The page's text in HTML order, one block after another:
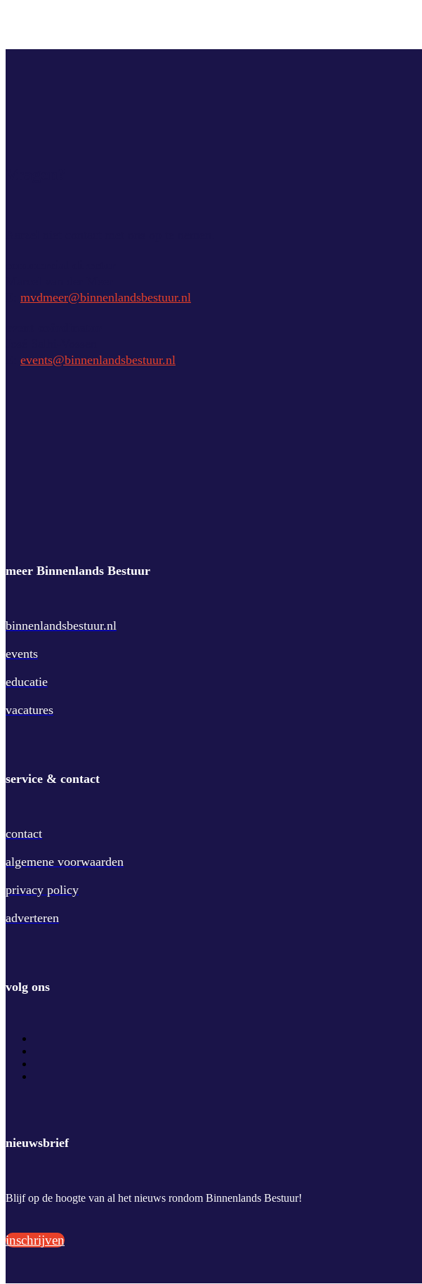
mvdmeer@binnenlandsbestuur.nl
events@binnenlandsbestuur.nl
meer Binnenlands Bestuur
binnenlandsbestuur.nl
events
educatie
vacatures
service & contact
contact
algemene voorwaarden
privacy policy
adverteren
volg ons
nieuwsbrief
Blijf op de hoogte van al het nieuws rondom Binnenlands Bestuur!
inschrijven